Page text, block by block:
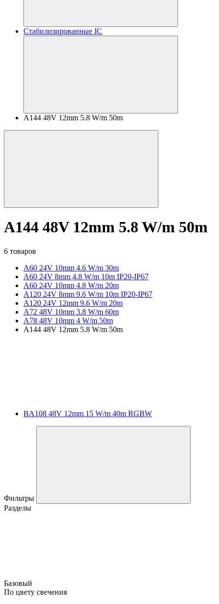
Стабилизированные IC
A144 48V 12mm 5.8 W/m 50m
A144 48V 12mm 5.8 W/m 50m
6 товаров
A60 24V 10mm 4.6 W/m 30m
A60 24V 8mm 4.8 W/m 10m IP20-IP67
A60 24V 10mm 4.8 W/m 20m
A120 24V 8mm 9.6 W/m 10m IP20-IP67
A120 24V 12mm 9.6 W/m 20m
A72 48V 10mm 3.8 W/m 60m
A78 48V 10mm 4 W/m 50m
A144 48V 12mm 5.8 W/m 50m
BA108 48V 12mm 15 W/m 40m RGBW
Фильтры
Разделы
Базовый
По цвету свечения